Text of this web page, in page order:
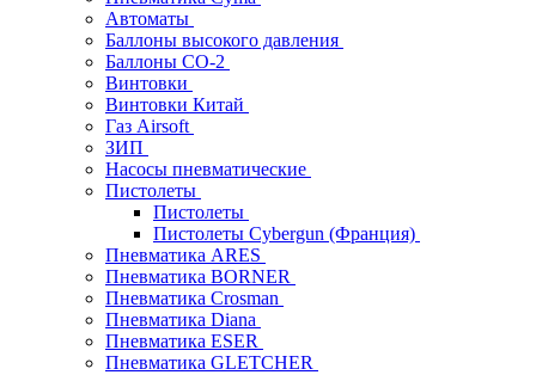
Автоматы
Баллоны высокого давления
Баллоны СО-2
Винтовки
Винтовки Китай
Газ Airsoft
ЗИП
Насосы пневматические
Пистолеты
Пистолеты
Пистолеты Cybergun (Франция)
Пневматика ARES
Пневматика BORNER
Пневматика Crosman
Пневматика Diana
Пневматика ESER
Пневматика GLETCHER